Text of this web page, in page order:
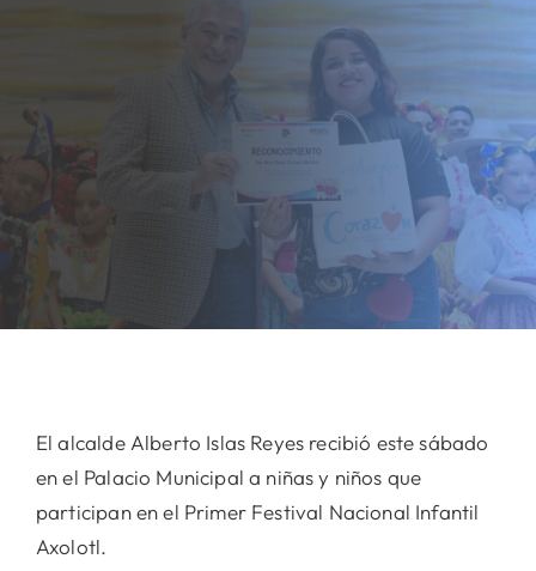
El alcalde Alberto Islas Reyes recibió este sábado
en el Palacio Municipal a niñas y niños que
participan en el Primer Festival Nacional Infantil
Axolotl.